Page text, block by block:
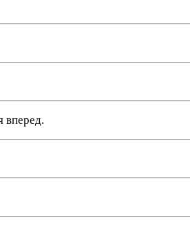
вперед.